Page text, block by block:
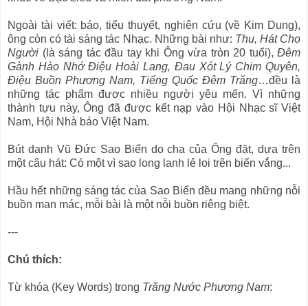
Ngoài tài viết: báo, tiểu thuyết, nghiên cứu (về Kim Dung),
ông còn có tài sáng tác Nhạc. Những bài như: Thu, Hát Cho
Người (là sáng tác đầu tay khi Ông vừa tròn 20 tuổi), Đêm
Gành Hào Nhớ Điệu Hoài Lang, Đau Xót Lý Chim Quyên,
Điệu Buồn Phương Nam, Tiếng Quốc Đêm Trăng…đều là
những tác phẩm được nhiều người yêu mến. Vì những
thành tựu này, Ông đã được kết nạp vào Hội Nhạc sĩ Việt
Nam, Hội Nhà báo Việt Nam.
Bút danh Vũ Đức Sao Biển do cha của Ông đặt, dựa trên
một câu hát: Có một vì sao long lanh lẻ loi trên biển vắng...
Hầu hết những sáng tác của Sao Biển đều mang những nỗi
buồn man mác, mỗi bài là một nỗi buồn riêng biệt.
---
Chú thích:
Từ khóa (Key Words) trong Trăng Nước Phương Nam: